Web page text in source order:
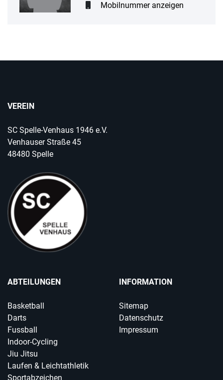
Mobilnummer anzeigen
VEREIN
SC Spelle-Venhaus 1946 e.V.
Venhauser Straße 45
48480 Spelle
ABTEILUNGEN
Basketball
Darts
Fussball
Indoor-Cycling
Jiu Jitsu
Laufen & Leichtathletik
Sportabzeichen
INFORMATION
Sitemap
Datenschutz
Impressum